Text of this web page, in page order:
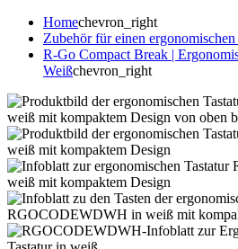
Homechevron_right
Zubehör für einen
R-Go Compact Break |
Weißchevron_right